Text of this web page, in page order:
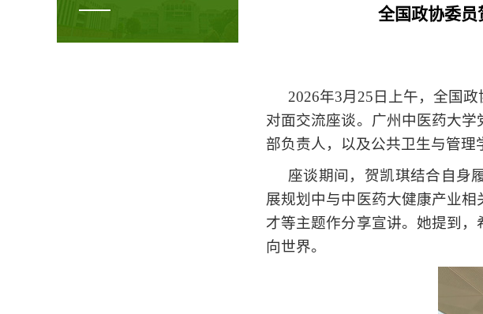
全国政协委员
2026年3月25日上午，全国
对面交流座谈。广州中医药大
部负责人，以及公共卫生与管理
座谈期间，贺凯琪结合自身
展规划中与中医药大健康产业
才等主题作分享宣讲。她提到
向世界。